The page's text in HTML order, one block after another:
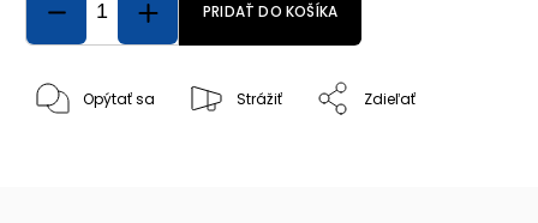
PRIDAŤ DO KOŠÍKA
Opýtať sa Strážiť Zdieľať